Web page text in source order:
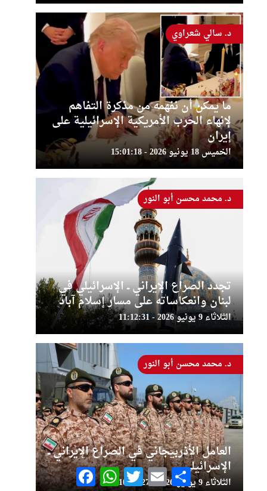
ما يمكن أن نفهمه من مذكرة التفاهم
لإنهاء الحرب الأمريكية الإسرائيلية على
إيران
الخميس 18 يونيو 2026 - 15:01:18
د. سالي شعراوي
تجدد الصراع الإيراني ــ الإسرائيلي في
لبنان وانعكاساته على مسار إسلام آباد
الثلاثاء 9 يونيو 2026 - 11:12:31
د. محمد محسن أبو النور
العامل الأذربيجاني في الصراع الإيراني ــ
الإسرائيلي
الثلاثاء 9 يونيو 2026 - 10:40:27
د. محمد محسن أبو النور
FacebookWhatsAppTwitter Email Share